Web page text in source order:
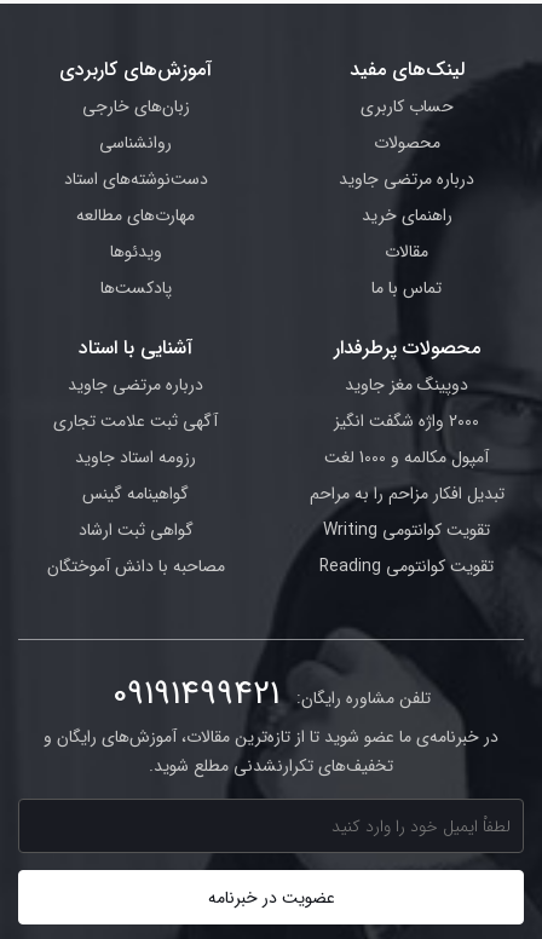
لینک‌های مفید
حساب کاربری
محصولات
درباره مرتضی جاوید
راهنمای خرید
مقالات
تماس با ما
آموزش‌های کاربردی
زبان‌های خارجی
روانشناسی
دست‌نوشته‌های استاد
مهارت‌های مطالعه
ویدئوها
پادکست‌ها
محصولات پرطرفدار
دوپینگ مغز جاوید
2000 واژه شگفت انگیز
آمپول مکالمه و 1000 لغت
تبدیل افکار مزاحم را به مراحم
تقویت کوانتومی Writing
تقویت کوانتومی Reading
آشنایی با استاد
درباره مرتضی جاوید
آگهی ثبت علامت تجاری
رزومه استاد جاوید
گواهینامه گینس
گواهی ثبت ارشاد
مصاحبه با دانش آموختگان
تلفن مشاوره رایگان: 09191499421
در خبرنامه‌ی ما عضو شوید تا از تازه‌ترین مقالات، آموزش‌های رایگان و
تخفیف‌های تکرارنشدنی مطلع شوید.